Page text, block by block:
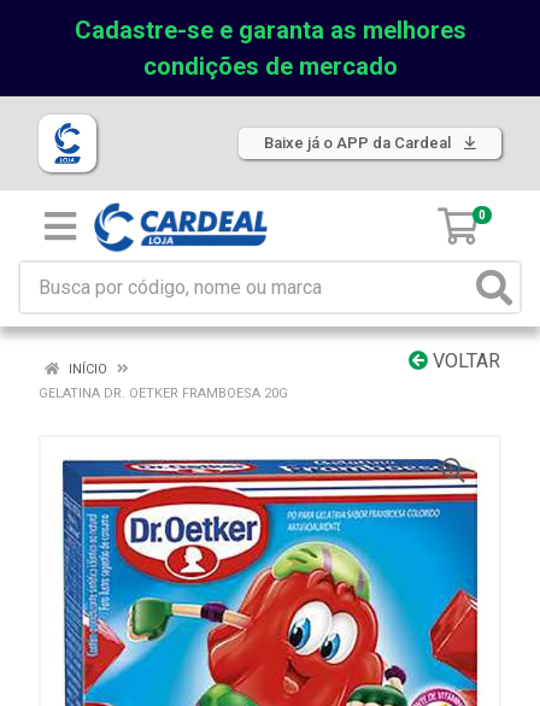
Cadastre-se e garanta as melhores
condições de mercado
Baixe já o APP da Cardeal
0
VOLTAR
INÍCIO
GELATINA DR. OETKER FRAMBOESA 20G